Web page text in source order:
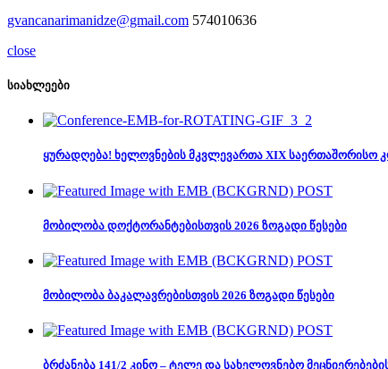
gvancanarimanidze@gmail.com 574010636
close
სიახლეები
ყურადღება! ხელოვნების მკვლევართა XIX საერთაშორისო
მობილობა დოქტორანტებისთვის 2026 ზოგადი წესები
მობილობა ბაკალავრებისთვის 2026 ზოგადი წესები
ბრძანება 141/2 კინო – ტელე და სახელოვნებო